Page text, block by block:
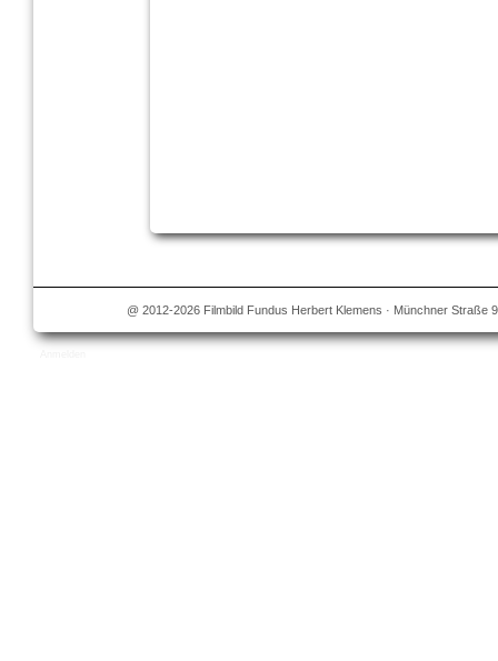
@ 2012-2026 Filmbild Fundus Herbert Klemens · Münchner Straße